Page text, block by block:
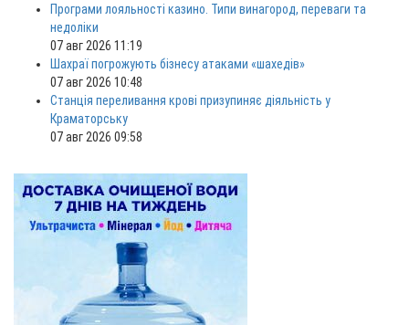
Програми лояльності казино. Типи винагород, переваги та
недоліки
07 авг 2026 11:19
Шахраї погрожують бізнесу атаками «шахедів»
07 авг 2026 10:48
Станція переливання крові призупиняє діяльність у
Краматорську
07 авг 2026 09:58